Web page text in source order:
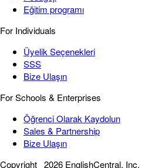
Eğitim programı
For Individuals
Üyelik Seçenekleri
SSS
Bize Ulaşın
For Schools & Enterprises
Öğrenci Olarak Kaydolun
Sales & Partnership
Bize Ulaşın
Copyright 2026 EnglishCentral, Inc.